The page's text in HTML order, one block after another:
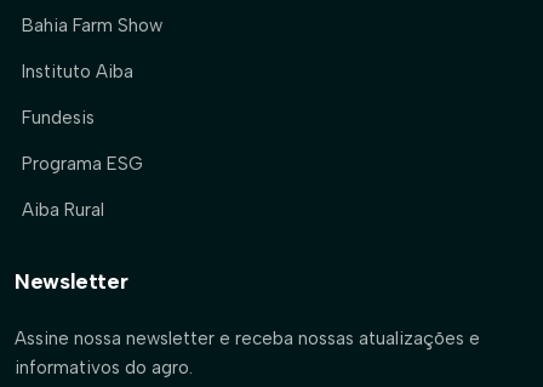
Bahia Farm Show
Instituto Aiba
Fundesis
Programa ESG
Aiba Rural
Newsletter
Assine nossa newsletter e receba nossas atualizações e
informativos do agro.